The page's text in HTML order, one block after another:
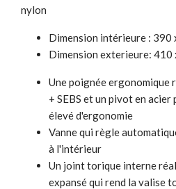
nylon
Dimension intérieure : 390
Dimension exterieure: 410
Une poignée ergonomique
+ SEBS et un pivot en
élevé d'ergonomie
Vanne qui règle
à l'intérieur
Un joint torique interne
expansé qui rend la valise